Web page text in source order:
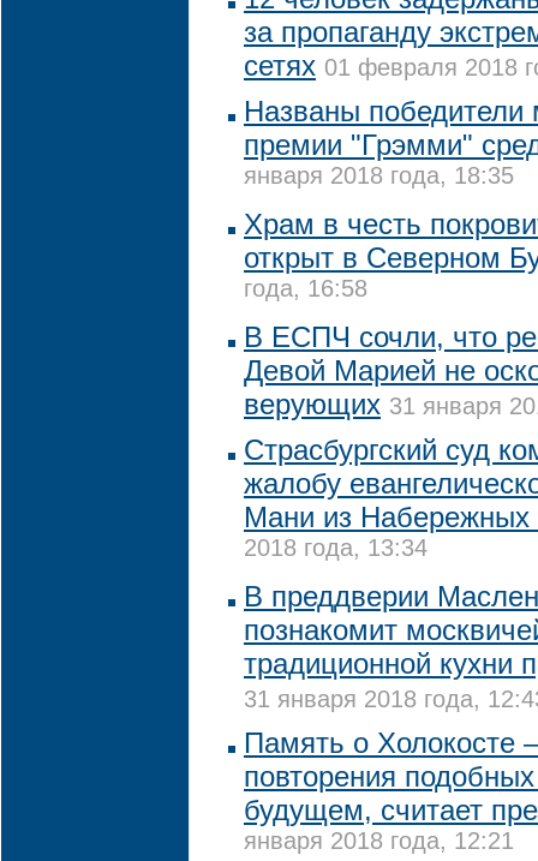
за пропаганду
сетях 01 февраля 2018
Названы победители
премии "Грэмми"
января 2018 года, 18:35
Храм в честь
открыт в Северном
года, 16:58
В ЕСПЧ сочли, что
Девой Марией не
верующих 31 января
Страсбургский суд
жалобу
Мани из Набережных
2018 года, 13:34
В преддверии
познакомит
традиционной кухни
31 января 2018 года,
Память о Холокосте
повторения
будущем, считает
января 2018 года, 12:21